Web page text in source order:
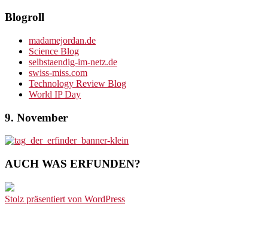
Blogroll
madamejordan.de
Science Blog
selbstaendig-im-netz.de
swiss-miss.com
Technology Review Blog
World IP Day
9. November
AUCH WAS ERFUNDEN?
Stolz präsentiert von WordPress